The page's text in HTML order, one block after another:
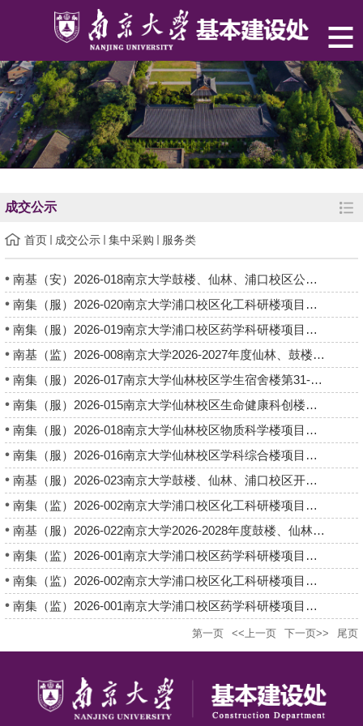
成交公示
首页 成交公示 集中采购 服务类
南基（安）2026-018南京大学鼓楼、仙林、浦口校区公共食堂用电...
南集（服）2026-020南京大学浦口校区化工科研楼项目材料检测中标...
南集（服）2026-019南京大学浦口校区药学科研楼项目材料检测中标...
南基（监）2026-008南京大学2026-2027年度仙林、鼓楼校区中小型...
南集（服）2026-017南京大学仙林校区学生宿舍楼第31-32幢项目消...
南集（服）2026-015南京大学仙林校区生命健康科创楼项目消防检测...
南集（服）2026-018南京大学仙林校区物质科学楼项目消防检测及消...
南集（服）2026-016南京大学仙林校区学科综合楼项目消防检测及消...
南基（服）2026-023南京大学鼓楼、仙林、浦口校区开闭所及变电所...
南集（监）2026-002南京大学浦口校区化工科研楼项目监理中标结果...
南基（服）2026-022南京大学2026-2028年度鼓楼、仙林两校区学生...
南集（监）2026-001南京大学浦口校区药学科研楼项目监理中标结果...
南集（监）2026-002南京大学浦口校区化工科研楼项目监理中标候选...
南集（监）2026-001南京大学浦口校区药学科研楼项目监理中标候选...
第一页 <<上一页 下一页>> 尾页